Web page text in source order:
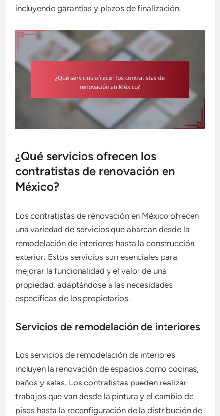
incluyendo garantías y plazos de finalización.
¿Qué servicios ofrecen los
contratistas de renovación en
México?
Los contratistas de renovación en México ofrecen
una variedad de servicios que abarcan desde la
remodelación de interiores hasta la construcción
exterior. Estos servicios son esenciales para
mejorar la funcionalidad y el valor de una
propiedad, adaptándose a las necesidades
específicas de los propietarios.
Servicios de remodelación de interiores
Los servicios de remodelación de interiores
incluyen la renovación de espacios como cocinas,
baños y salas. Los contratistas pueden realizar
trabajos que van desde la pintura y el cambio de
pisos hasta la reconfiguración de la distribución de